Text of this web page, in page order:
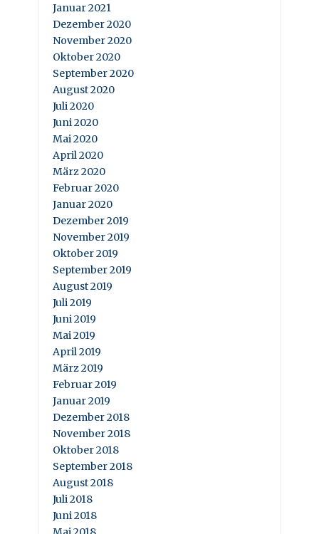
Januar 2021
Dezember 2020
November 2020
Oktober 2020
September 2020
August 2020
Juli 2020
Juni 2020
Mai 2020
April 2020
März 2020
Februar 2020
Januar 2020
Dezember 2019
November 2019
Oktober 2019
September 2019
August 2019
Juli 2019
Juni 2019
Mai 2019
April 2019
März 2019
Februar 2019
Januar 2019
Dezember 2018
November 2018
Oktober 2018
September 2018
August 2018
Juli 2018
Juni 2018